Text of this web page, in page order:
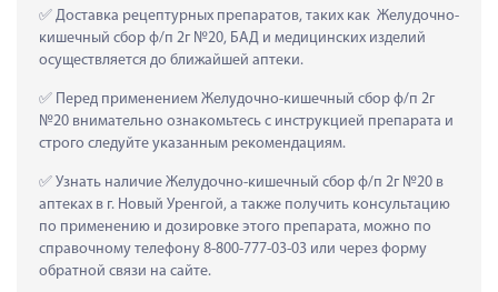
Доставка рецептурных препаратов, таких как  Желудочно-
кишечный сбор ф/п 2г №20, БАД и медицинских изделий
осуществляется до ближайшей аптеки.
Перед применением Желудочно-кишечный сбор ф/п 2г
№20 внимательно ознакомьтесь с инструкцией препарата и
строго следуйте указанным рекомендациям.
Узнать наличие Желудочно-кишечный сбор ф/п 2г №20 в
аптеках в г. Новый Уренгой, а также получить консультацию
по применению и дозировке этого препарата, можно по
справочному телефону 8-800-777-03-03 или через форму
обратной связи на сайте.